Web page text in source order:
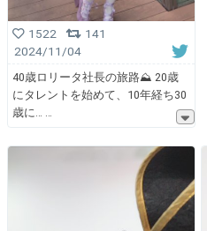
1522
141
2024/11/04
40歳ロリータ社長の旅路⛰️ 20歳
にタレントを始めて、10年経ち30
歳に…